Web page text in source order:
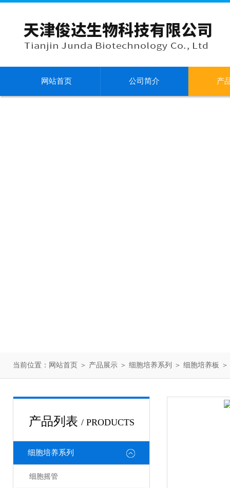
网站首页 公司简介 产
当前位置： 网站首页 ＞ 产品展示 ＞ 细胞培养系列 ＞ 细胞培养板
产品列表 / PRODUCTS
细胞培养系列
细胞摇管